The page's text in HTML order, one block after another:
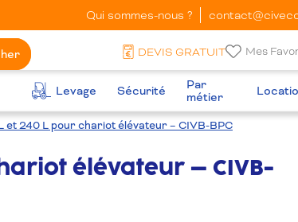
Qui sommes-nous ?
DEVIS GRATUIT Mes
Levage Sécurité
Par
métier
et 240 L pour chariot élévateur – CIVB-BPC
élévateur – CIVB-